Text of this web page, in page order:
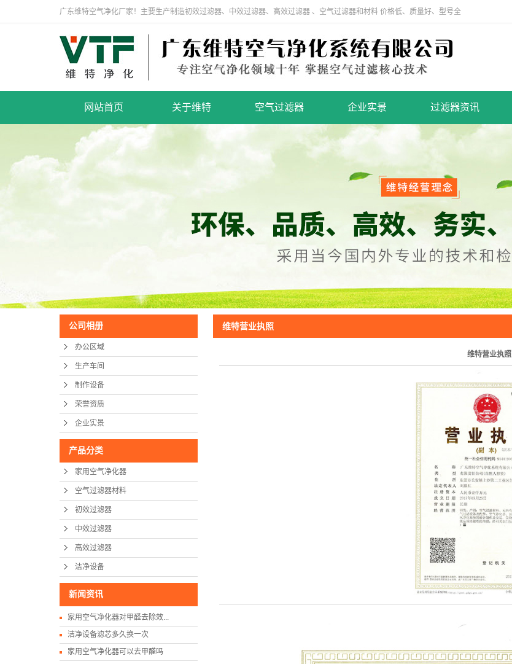
广东维特空气净化厂家！主要生产制造初效过滤器、中效过滤器、高效过滤器 、空气过滤器和材料 价格低、质量好、型号全
网站首页 关于维特
企业文化
空气过滤器
高效过滤器
洁净设备
企业实景
办公区域
制作设备
企业实景
过滤器资讯
公司新闻
技术知识
公司相册
办公区域
生产车间
制作设备
荣誉资质
企业实景
产品分类
家用空气净化器
空气过滤器材料
初效过滤器
中效过滤器
高效过滤器
洁净设备
新闻资讯
家用空气净化器对甲醛去除效...
洁净设备滤芯多久换一次
家用空气净化器可以去甲醛吗
维特营业执照
维特营业执照